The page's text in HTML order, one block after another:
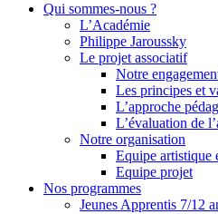
Qui sommes-nous ?
L’Académie
Philippe Jaroussky
Le projet associatif
Notre
Les principes et
L’approche
L’évaluation de
Notre organisation
Equipe artistique
Equipe projet
Nos programmes
Jeunes Apprentis 7/12